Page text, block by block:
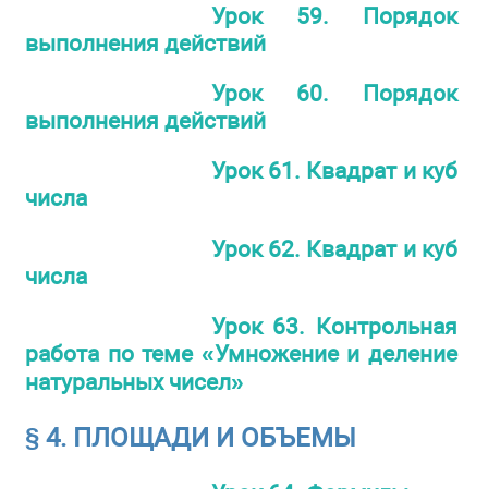
Урок 59. Порядок
выполнения действий
Урок 60. Порядок
выполнения действий
Урок 61. Квадрат и куб
числа
Урок 62. Квадрат и куб
числа
Урок 63. Контрольная
работа по теме «Умножение и деление
натуральных чисел»
§ 4. ПЛОЩАДИ И ОБЪЕМЫ